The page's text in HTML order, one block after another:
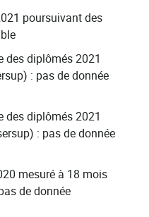
poursuivant des
des diplômés 2021
: pas de donnée
des diplômés 2021
: pas de donnée
mesuré à 18 mois
de donnée